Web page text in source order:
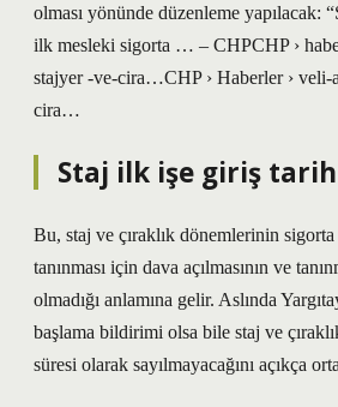
olması yönünde düzenleme yapılacak:
ilk mesleki sigorta … – CHPCHP ›
stajyer -ve-cira…CHP › Haberler › veli-
cira…
Staj ilk işe giriş tarihi
Bu, staj ve çıraklık dönemlerinin sigorta
tanınması için dava açılmasının ve
olmadığı anlamına gelir. Aslında
başlama bildirimi olsa bile staj ve
süresi olarak sayılmayacağını açıkça